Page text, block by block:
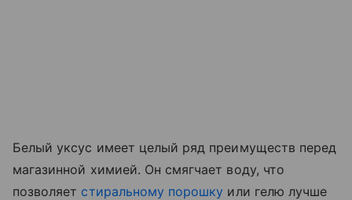
Белый уксус имеет целый ряд преимуществ перед
магазинной химией. Он смягчает воду, что
позволяет стиральному порошку или гелю лучше